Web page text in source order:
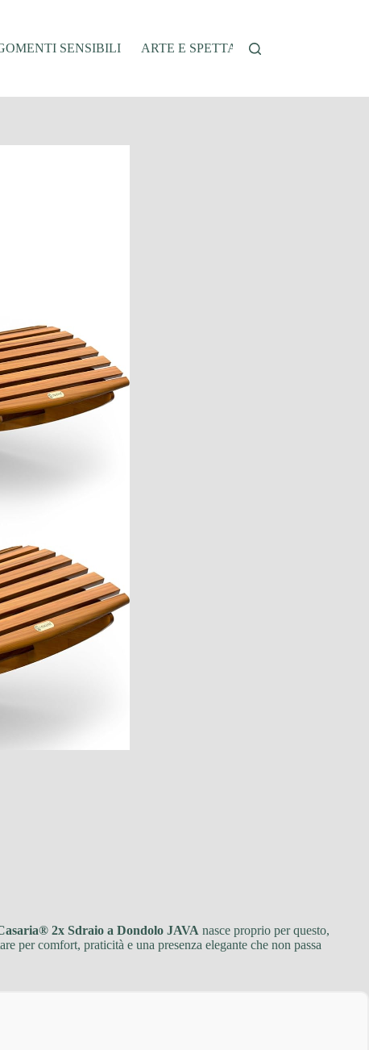
SENSIBILI ARTE E SPETTACOLO
2x Sdraio a Dondolo JAVA nasce proprio per questo,
per comfort, praticità e una presenza elegante che non passa